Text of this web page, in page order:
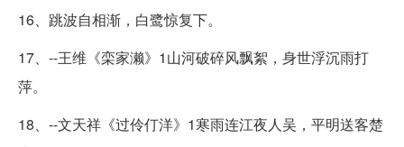
16、跳波自相渐，白鹭惊复下。
17、--王维《栾家濑》1山河破碎风飘絮，身世浮沉雨打
萍。
18、--文天祥《过伶仃洋》1寒雨连江夜人吴，平明送客楚